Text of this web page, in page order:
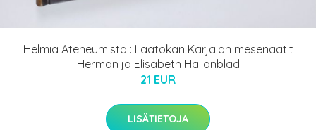
Helmiä Ateneumista : Laatokan Karjalan mesenaatit
Herman ja Elisabeth Hallonblad
21 EUR
LISÄTIETOJA